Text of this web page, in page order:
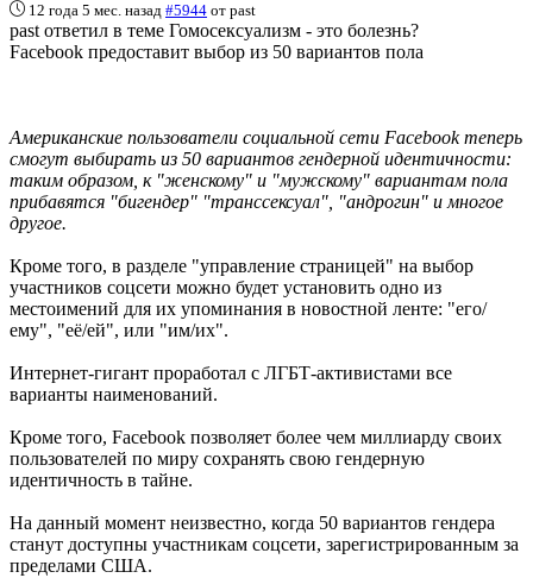
12 года 5 мес. назад #5944 от past
past ответил в теме Гомосексуализм - это болезнь?
Facebook предоставит выбор из 50 вариантов пола
Американские пользователи социальной сети Facebook теперь
смогут выбирать из 50 вариантов гендерной идентичности:
таким образом, к "женскому" и "мужскому" вариантам пола
прибавятся "бигендер" "транссексуал", "андрогин" и многое
другое.
Кроме того, в разделе "управление страницей" на выбор
участников соцсети можно будет установить одно из
местоимений для их упоминания в новостной ленте: "его/
ему", "её/ей", или "им/их".
Интернет-гигант проработал с ЛГБТ-активистами все
варианты наименований.
Кроме того, Facebook позволяет более чем миллиарду своих
пользователей по миру сохранять свою гендерную
идентичность в тайне.
На данный момент неизвестно, когда 50 вариантов гендера
станут доступны участникам соцсети, зарегистрированным за
пределами США.